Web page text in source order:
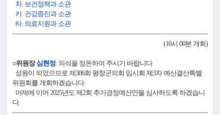
차. 보건정책과 소관
카. 건강증진과 소관
타. 의료지원과 소관
(10시 00분 개회)
○위원장심현정: 의석을 정돈하여 주시기 바랍니다.
성원이 되었으므로 제306회 평창군의회 임시회 제3차 예산결산특별
위원회를 개회하겠습니다.
어제에 이어 2025년도 제2회 추가경정예산안을 심사하도록 하겠습니
다.